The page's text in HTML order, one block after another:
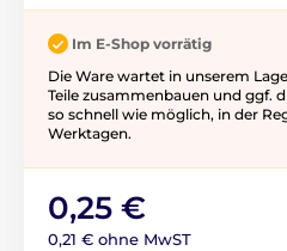
Im E-Shop vorrätig
Die Ware wartet in unserem
Teile zusammenbauen und ggf.
so schnell wie möglich, in der
Werktagen.
0,25 €
0,21 € ohne MwST